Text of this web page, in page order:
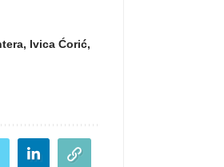
, Ivica Ćorić,